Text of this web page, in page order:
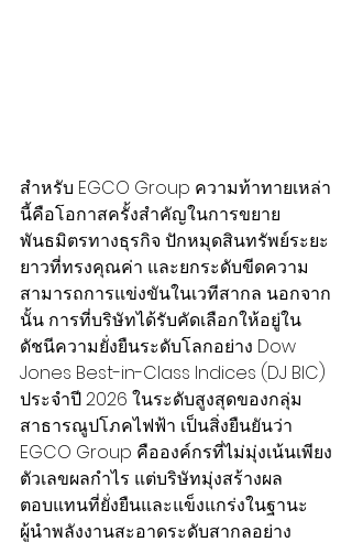
สำหรับ EGCO Group ความท้าทายเหล่า
นี้คือโอกาสครั้งสำคัญในการขยาย
พันธมิตรทางธุรกิจ ปักหมุดสินทรัพย์ระยะ
ยาวที่ทรงคุณค่า และยกระดับขีดความ
สามารถการแข่งขันในเวทีสากล นอกจาก
นั้น การที่บริษัทได้รับคัดเลือกให้อยู่ใน
ดัชนีความยั่งยืนระดับโลกอย่าง Dow
Jones Best-in-Class Indices (DJ BIC)
ประจำปี 2026 ในระดับสูงสุดของกลุ่ม
สาธารณูปโภคไฟฟ้า เป็นสิ่งยืนยันว่า
EGCO Group คือองค์กรที่ไม่มุ่งเน้นเพียง
ตัวเลขผลกำไร แต่บริษัทมุ่งสร้างผล
ตอบแทนที่ยั่งยืนและแข็งแกร่งในฐานะ
ผู้นำพลังงานสะอาดระดับสากลอย่าง